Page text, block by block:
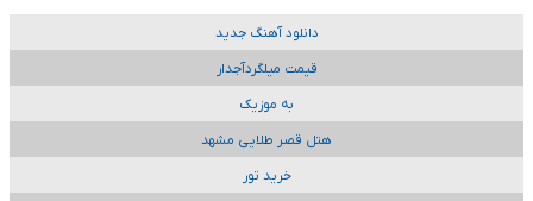
دانلود آهنگ جدید
قیمت میلگردآجدار
به موزیک
هتل قصر طلایی مشهد
خرید تور